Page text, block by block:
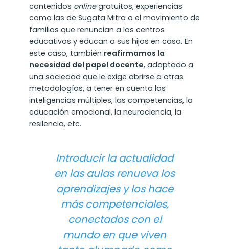
contenidos onlinegratuitos, experiencias
como las de Sugata Mitra o el movimiento de
familias que renuncian a los centros
educativos y educan a sus hijos en casa. En
este caso, también reafirmamos la
necesidad del papel docente, adaptado a
una sociedad que le exige abrirse a otras
metodologías, a tener en cuenta las
inteligencias múltiples, las competencias, la
educación emocional, la neurociencia, la
resilencia, etc.
Introducir la actualidad
en las aulas renueva los
aprendizajes y los hace
más competenciales,
conectados con el
mundo en que viven